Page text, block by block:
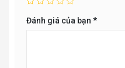
Đánh giá của bạn *